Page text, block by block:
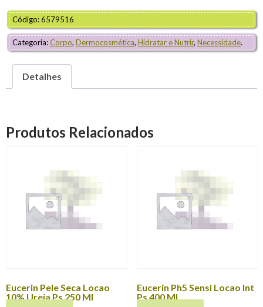
Código: 6579516
Categoria:Corpo, Dermocosmética, Hidratar e Nutrir, Necessidade.
Detalhes
Produtos Relacionados
Eucerin Pele Seca Locao
10% Ureia Ps 250 Ml
Eucerin Ph5 Sensi Locao Int
Ps 400 Ml